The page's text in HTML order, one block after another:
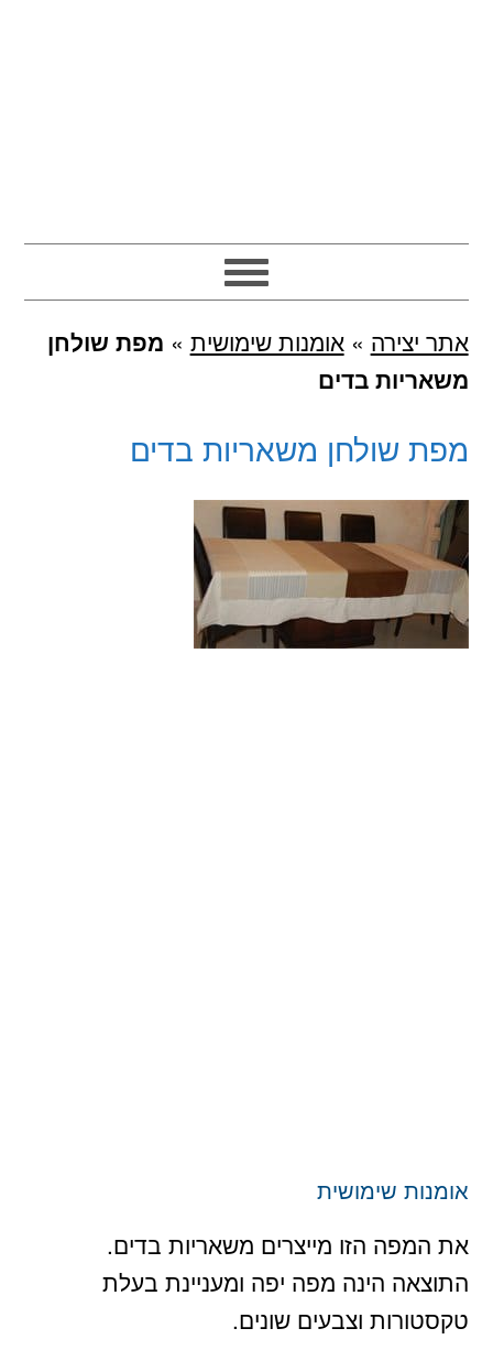
אתר יצירה »אומנות שימושית » מפת שולחן
משאריות בדים
מפת שולחן משאריות בדים
אומנות שימושית
את המפה הזו מייצרים משאריות בדים.
התוצאה הינה מפה יפה ומעניינת בעלת
טקסטורות וצבעים שונים.